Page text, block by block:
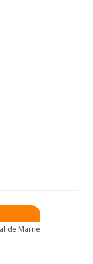
de Marne